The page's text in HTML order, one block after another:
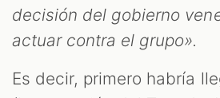
decisión del gobierno
actuar contra el grupo».
Es decir, primero habría